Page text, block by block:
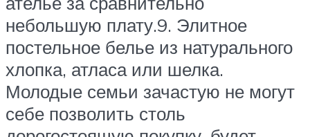
небольшую плату.9. Элитное
постельное белье из натурального
хлопка, атласа или шелка.
Молодые семьи зачастую не могут
себе позволить столь